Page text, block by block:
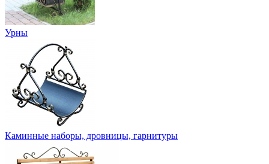
Урны
Каминные наборы, дровницы, гарнитуры